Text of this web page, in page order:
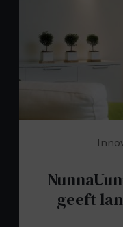
geeft